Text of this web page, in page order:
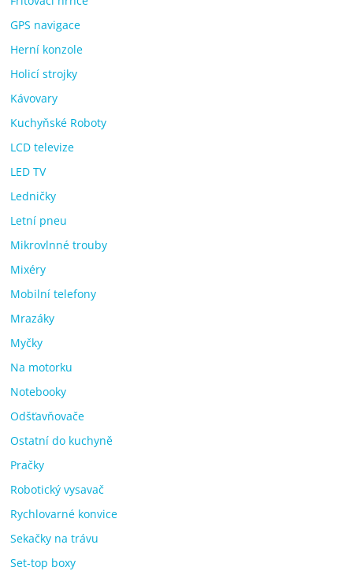
GPS navigace
Herní konzole
Holicí strojky
Kávovary
Kuchyňské Roboty
LCD televize
LED TV
Ledničky
Letní pneu
Mikrovlnné trouby
Mixéry
Mobilní telefony
Mrazáky
Myčky
Na motorku
Notebooky
Odšťavňovače
Ostatní do kuchyně
Pračky
Robotický vysavač
Rychlovarné konvice
Sekačky na trávu
Set-top boxy